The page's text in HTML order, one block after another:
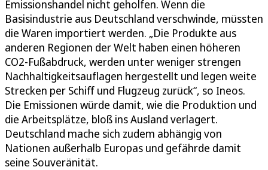
Emissionshandel nicht geholfen. Wenn die
Basisindustrie aus Deutschland verschwinde, müssten
die Waren importiert werden. „Die Produkte aus
anderen Regionen der Welt haben einen höheren
CO2-Fußabdruck, werden unter weniger strengen
Nachhaltigkeitsauflagen hergestellt und legen weite
Strecken per Schiff und Flugzeug zurück“, so Ineos.
Die Emissionen würde damit, wie die Produktion und
die Arbeitsplätze, bloß ins Ausland verlagert.
Deutschland mache sich zudem abhängig von
Nationen außerhalb Europas und gefährde damit
seine Souveränität.